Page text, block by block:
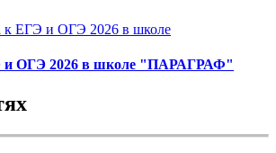
и ОГЭ 2026 в школе "ПАРАГРАФ"